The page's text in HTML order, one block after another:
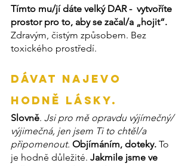
Tímto mu/jí dáte velký DAR -  vytvoříte
prostor pro to, aby se začal/a „hojit“.
Zdravým, čistým způsobem. Bez
toxického prostředí.
Dávat najevo
hodně lásky.
Slovně. Jsi pro mě opravdu výjímečný/
výjimečná, jen jsem Ti to chtěl/a
připomenout. Objímáním, doteky. To
je hodně důležité. Jakmile jsme ve